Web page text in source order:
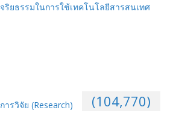
จริยธรรมในการใช้เทคโนโลยีสารสนเทศ
(104,770)
การวิจัย (Research)